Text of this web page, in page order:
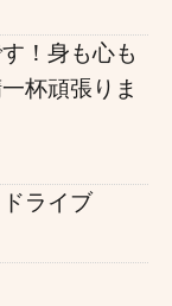
！身も心も
杯頑張りま
ライブ